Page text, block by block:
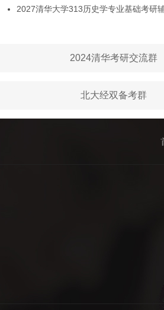
2027清华大学313历史学专业基础考研
2024清华考研交流群
北大经双备考群